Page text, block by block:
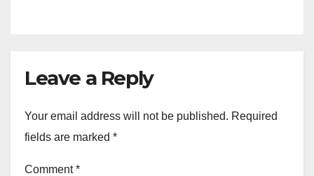
Leave a Reply
Your email address will not be published. Required
fields are marked *
Comment*